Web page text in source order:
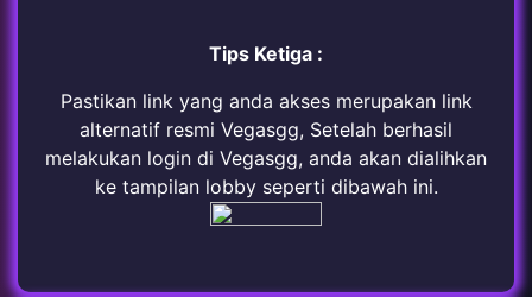
Tips Ketiga :
Pastikan link yang anda akses merupakan link
alternatif resmi Vegasgg, Setelah berhasil
melakukan login di Vegasgg, anda akan dialihkan
ke tampilan lobby seperti dibawah ini.